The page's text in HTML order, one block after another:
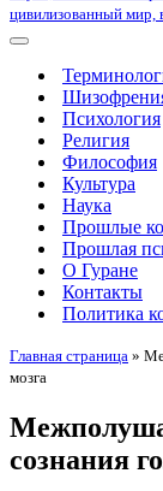
цивилизованный мир,
Меню
навигации
Психология
Религия
Философия
Культура
Наука
Прошлые
Прошлая
О Гуране
Контакты
Политика
Главная страница »
мозга
сознания